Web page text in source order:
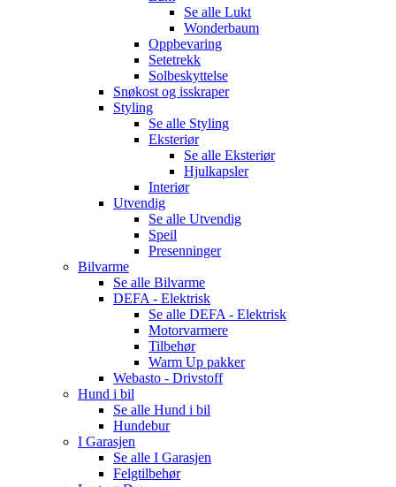
Se alle Lukt
Wonderbaum
Oppbevaring
Setetrekk
Solbeskyttelse
Snøkost og isskraper
Styling
Se alle Styling
Eksteriør
Se alle Eksteriør
Hjulkapsler
Interiør
Utvendig
Se alle Utvendig
Speil
Presenninger
Bilvarme
Se alle Bilvarme
DEFA - Elektrisk
Se alle DEFA - Elektrisk
Motorvarmere
Tilbehør
Warm Up pakker
Webasto - Drivstoff
Hund i bil
Se alle Hund i bil
Hundebur
I Garasjen
Se alle I Garasjen
Felgtilbehør